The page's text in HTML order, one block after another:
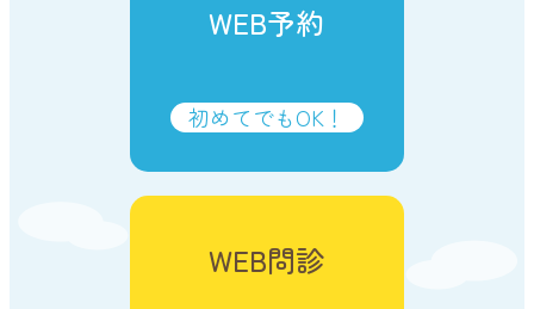
WEB予約
初めてでもOK！
WEB問診